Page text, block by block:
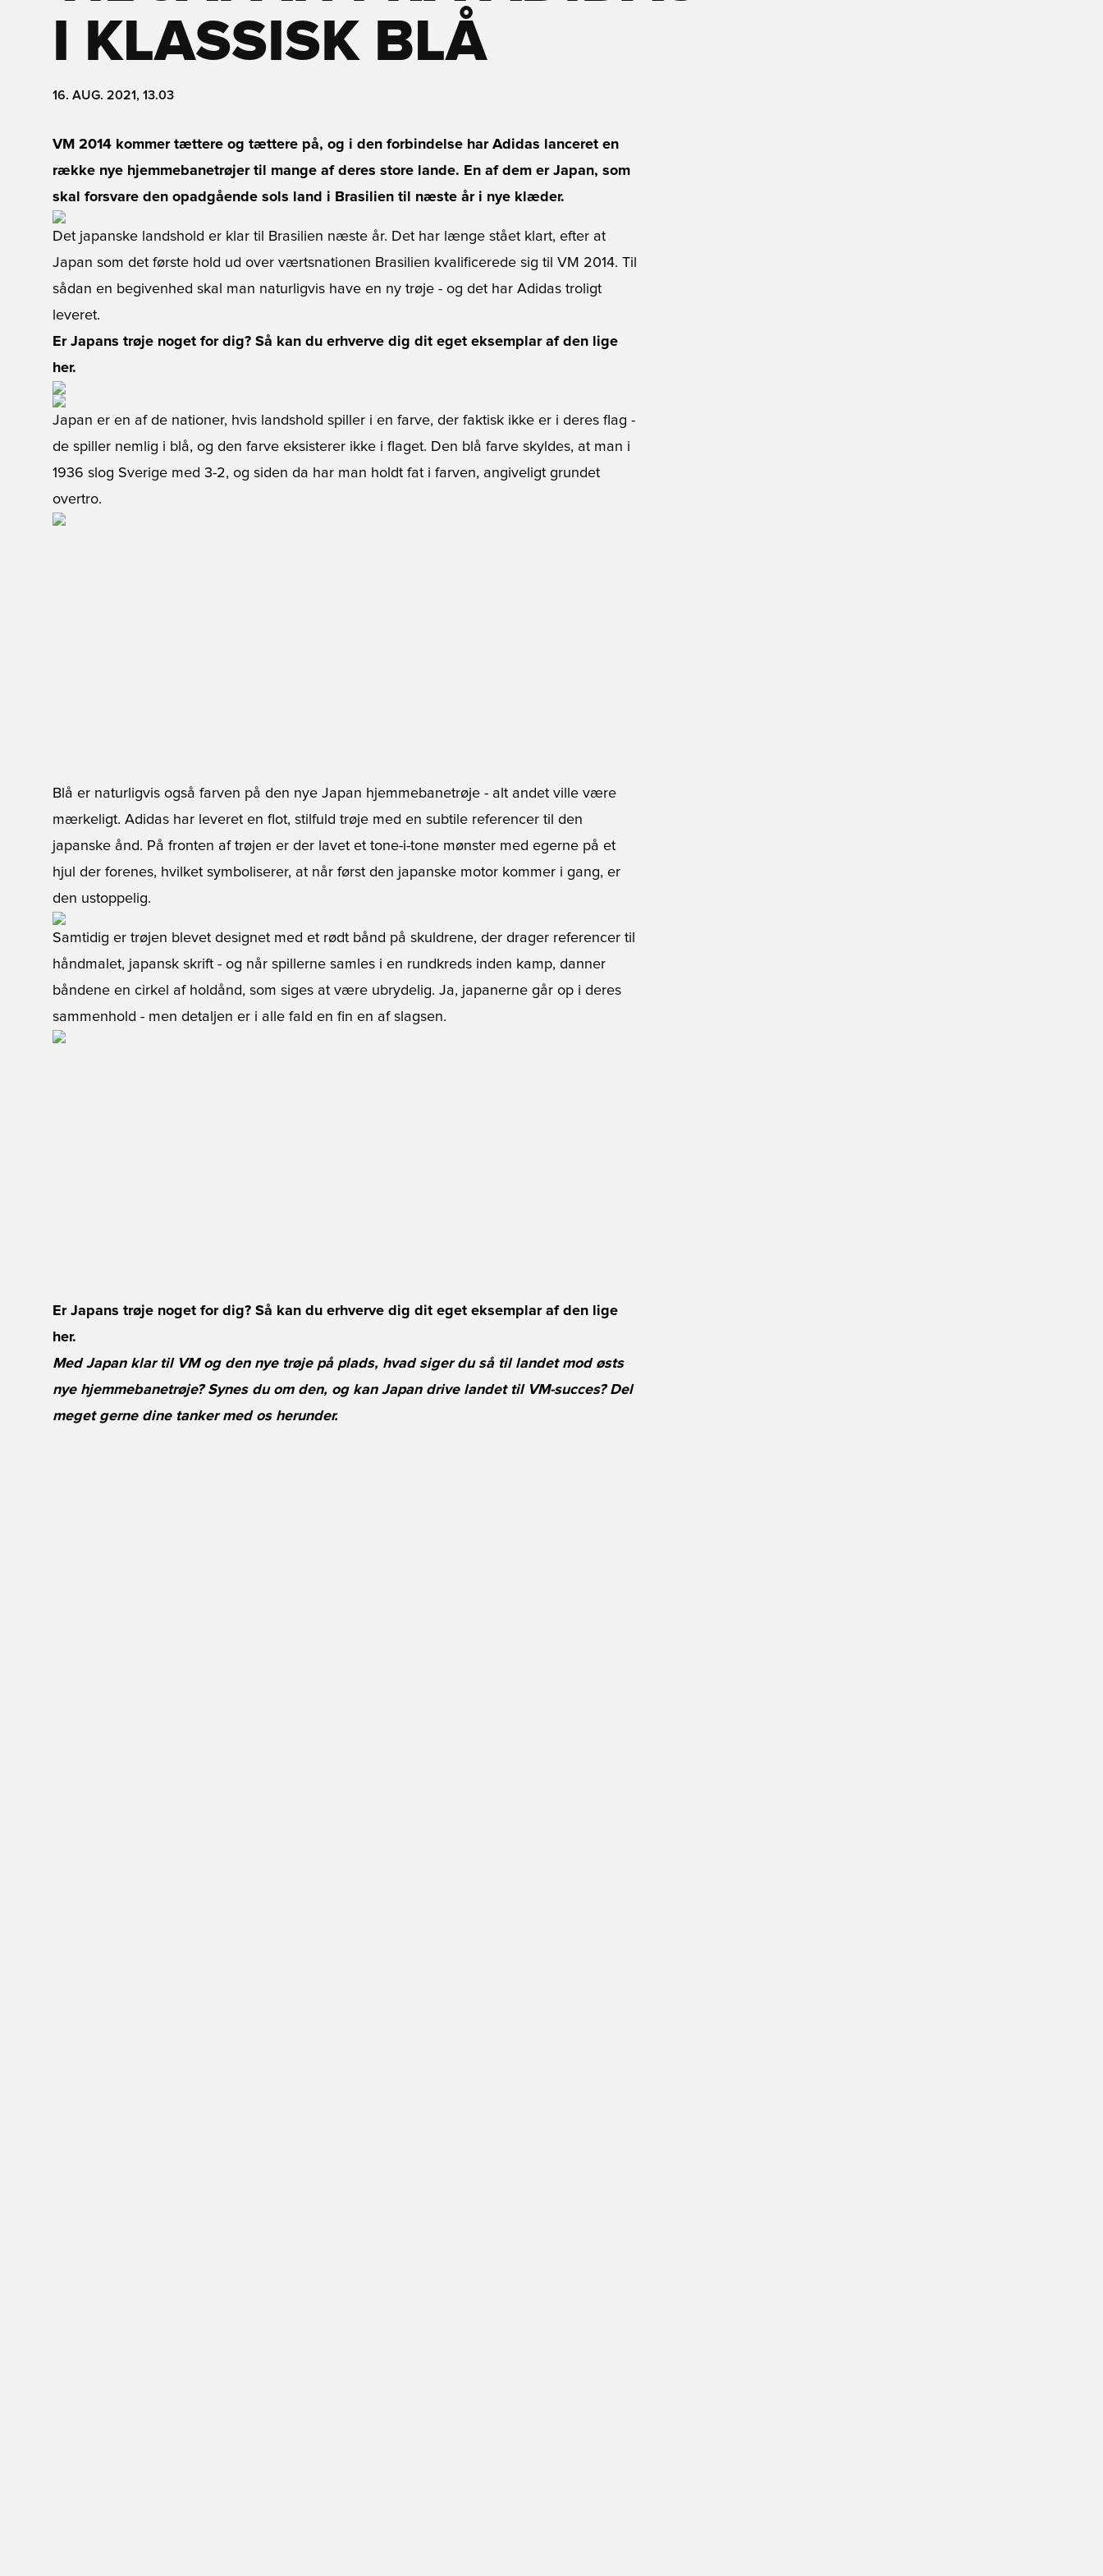
I KLASSISK BLÅ
16. AUG. 2021, 13.03
VM 2014 kommer tættere og tættere på, og i den forbindelse har Adidas lanceret en
række nye hjemmebanetrøjer til mange af deres store lande. En af dem er Japan, som
skal forsvare den opadgående sols land i Brasilien til næste år i nye klæder.
Det japanske landshold er klar til Brasilien næste år. Det har længe stået klart, efter at
Japan som det første hold ud over værtsnationen Brasilien kvalificerede sig til VM 2014. Til
sådan en begivenhed skal man naturligvis have en ny trøje - og det har Adidas troligt
leveret.
Er Japans trøje noget for dig? Så kan du erhverve dig dit eget eksemplar af den lige
her.
Japan er en af de nationer, hvis landshold spiller i en farve, der faktisk ikke er i deres flag -
de spiller nemlig i blå, og den farve eksisterer ikke i flaget. Den blå farve skyldes, at man i
1936 slog Sverige med 3-2, og siden da har man holdt fat i farven, angiveligt grundet
overtro.
Blå er naturligvis også farven på den nye Japan hjemmebanetrøje - alt andet ville være
mærkeligt. Adidas har leveret en flot, stilfuld trøje med en subtile referencer til den
japanske ånd. På fronten af trøjen er der lavet et tone-i-tone mønster med egerne på et
hjul der forenes, hvilket symboliserer, at når først den japanske motor kommer i gang, er
den ustoppelig.
Samtidig er trøjen blevet designet med et rødt bånd på skuldrene, der drager referencer til
håndmalet, japansk skrift - og når spillerne samles i en rundkreds inden kamp, danner
båndene en cirkel af holdånd, som siges at være ubrydelig. Ja, japanerne går op i deres
sammenhold - men detaljen er i alle fald en fin en af slagsen.
Er Japans trøje noget for dig? Så kan du erhverve dig dit eget eksemplar af den lige
her.
Med Japan klar til VM og den nye trøje på plads, hvad siger du så til landet mod østs
nye hjemmebanetrøje? Synes du om den, og kan Japan drive landet til VM-succes? Del
meget gerne dine tanker med os herunder.